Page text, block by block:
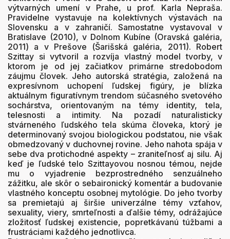
výtvarných umení v Prahe, u prof. Karla Nepraša.
Pravidelne vystavuje na kolektívnych výstavách na
Slovensku a v zahraničí. Samostatne vystavoval v
Bratislave (2010), v Dolnom Kubíne (Oravská galéria,
2011) a v Prešove (Šarišská galéria, 2011). Robert
Szittay si vytvoril a rozvíja vlastný model tvorby, v
ktorom je od jej začiatkov primárne stredobodom
záujmu človek. Jeho autorská stratégia, založená na
expresívnom uchopení ľudskej figúry, je blízka
aktuálnym figuratívnym trendom súčasného svetového
sochárstva, orientovaným na témy identity, tela,
telesnosti a intimity. Na pozadí naturalisticky
stvárneného ľudského tela skúma človeka, ktorý je
determinovaný svojou biologickou podstatou, nie však
obmedzovaný v duchovnej rovine. Jeho nahota spája v
sebe dva protichodné aspekty – zraniteľnosť aj silu. Aj
keď je ľudské telo Szittayovou nosnou témou, nejde
mu o vyjadrenie bezprostredného senzuálneho
zážitku, ale skôr o sebaironický komentár a budovanie
vlastného konceptu osobnej mytológie. Do jeho tvorby
sa premietajú aj širšie univerzálne témy vzťahov,
sexuality, viery, smrteľnosti a ďalšie témy, odrážajúce
zložitosť ľudskej existencie, popretkávanú túžbami a
frustráciami každého jednotlivca.